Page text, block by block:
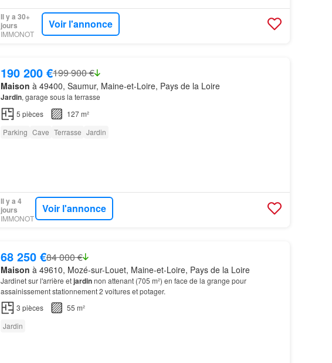
Il y a 30+
jours
IMMONOT
Voir l'annonce
190 200 €199 900 €
Maison à 49400, Saumur, Maine-et-Loire, Pays de la Loire
Jardin, garage sous la terrasse
5 pièces
127 m²
Parking Cave Terrasse Jardin
Il y a 4
jours
IMMONOT
Voir l'annonce
68 250 €84 000 €
Maison à 49610, Mozé-sur-Louet, Maine-et-Loire, Pays de la Loire
Jardinet sur l'arrière etjardinnon attenant (705 m²) en face de la grange pour
assainissement stationnement 2 voitures et potager.
3 pièces
55 m²
Jardin